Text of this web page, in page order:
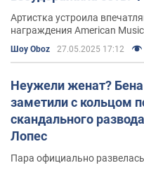
Артистка устроила
награждения American
Шоу Oboz 27.05.2025 17:12
Неужели женат?
заметили с кольцом
скандального
Лопес
Пара официально